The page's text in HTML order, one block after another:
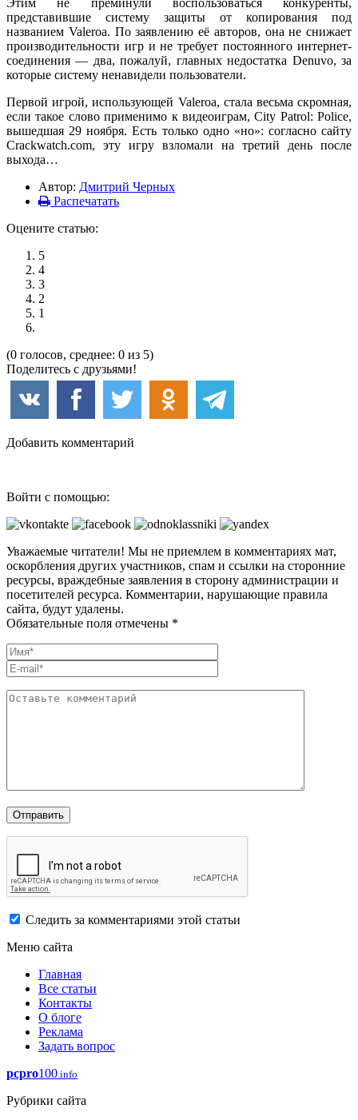
Этим не преминули воспользоваться конкуренты,
представившие систему защиты от копирования под
названием Valeroa. По заявлению её авторов, она не снижает
производительности игр и не требует постоянного интернет-
соединения — два, пожалуй, главных недостатка Denuvo, за
которые систему ненавидели пользователи.
Первой игрой, использующей Valeroa, стала весьма скромная,
если такое слово применимо к видеоиграм, City Patrol: Police,
вышедшая 29 ноября. Есть только одно «но»: согласно сайту
Crackwatch.com, эту игру взломали на третий день после
выхода…
Автор: Дмитрий Черных
Распечатать
Оцените статью:
5
4
3
2
1
(0 голосов, среднее: 0 из 5)
Поделитесь с друзьями!
Добавить комментарий
Войти с помощью:
Уважаемые читатели! Мы не приемлем в комментариях мат,
оскорбления других участников, спам и ссылки на сторонние
ресурсы, враждебные заявления в сторону администрации и
посетителей ресурса. Комментарии, нарушающие правила
сайта, будут удалены.
Обязательные поля отмечены *
Следить за комментариями этой статьи
Меню сайта
Главная
Все статьи
Контакты
О блоге
Реклама
Задать вопрос
pcpro100.info
Рубрики сайта